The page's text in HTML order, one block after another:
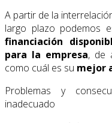
A partir de la
largo plazo podemos
financiación
para la empresa, de
como cuál es su mejor
Problemas y
inadecuado